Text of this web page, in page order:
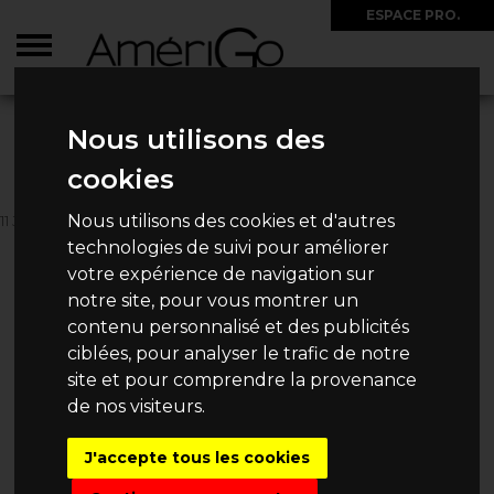
Nous utilisons des
cookies
Nous utilisons des cookies et d'autres
technologies de suivi pour améliorer
votre expérience de navigation sur
notre site, pour vous montrer un
contenu personnalisé et des publicités
ciblées, pour analyser le trafic de notre
site et pour comprendre la provenance
de nos visiteurs.
J'accepte tous les cookies
ESPACE PRO.
RIO, PARATY ET ILHA GRANDE
11 JOURS / 9 NUITS
2 590€ / Personne
DEMANDE DE DEVIS
AUTRESCIRCUITS